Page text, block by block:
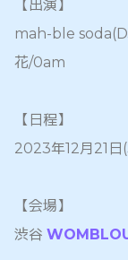
【出演】
mah-ble
花/0am
【日程】
2023年12月21日
【会場】
渋谷